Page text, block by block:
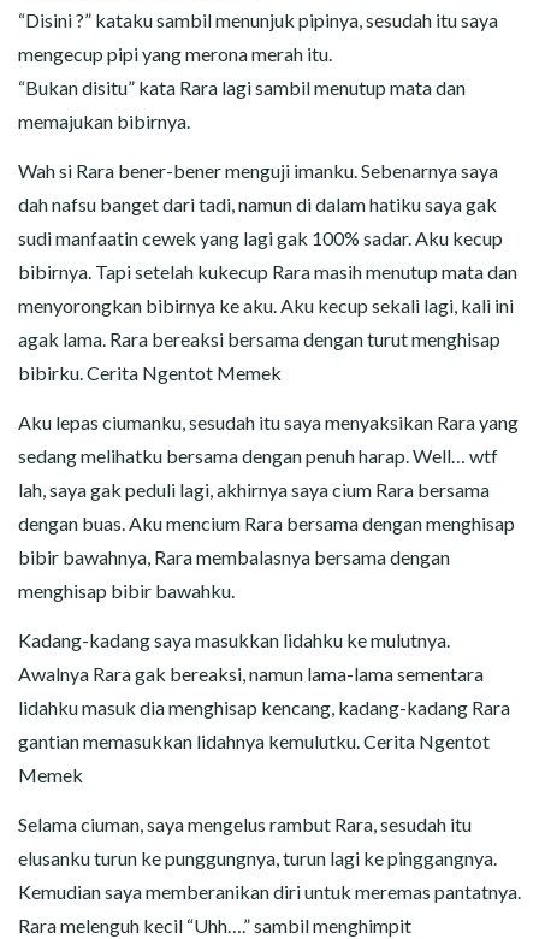
“Disini ?” kataku sambil menunjuk pipinya, sesudah itu saya
mengecup pipi yang merona merah itu.
“Bukan disitu” kata Rara lagi sambil menutup mata dan
memajukan bibirnya.
Wah si Rara bener-bener menguji imanku. Sebenarnya saya
dah nafsu banget dari tadi, namun di dalam hatiku saya gak
sudi manfaatin cewek yang lagi gak 100% sadar. Aku kecup
bibirnya. Tapi setelah kukecup Rara masih menutup mata dan
menyorongkan bibirnya ke aku. Aku kecup sekali lagi, kali ini
agak lama. Rara bereaksi bersama dengan turut menghisap
bibirku. Cerita Ngentot Memek
Aku lepas ciumanku, sesudah itu saya menyaksikan Rara yang
sedang melihatku bersama dengan penuh harap. Well… wtf
lah, saya gak peduli lagi, akhirnya saya cium Rara bersama
dengan buas. Aku mencium Rara bersama dengan menghisap
bibir bawahnya, Rara membalasnya bersama dengan
menghisap bibir bawahku.
Kadang-kadang saya masukkan lidahku ke mulutnya.
Awalnya Rara gak bereaksi, namun lama-lama sementara
lidahku masuk dia menghisap kencang, kadang-kadang Rara
gantian memasukkan lidahnya kemulutku. Cerita Ngentot
Memek
Selama ciuman, saya mengelus rambut Rara, sesudah itu
elusanku turun ke punggungnya, turun lagi ke pinggangnya.
Kemudian saya memberanikan diri untuk meremas pantatnya.
Rara melenguh kecil “Uhh….” sambil menghimpit